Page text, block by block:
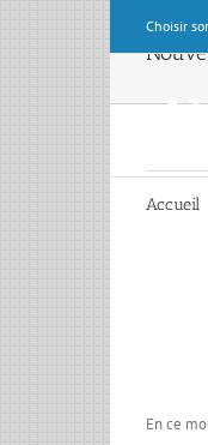
Skip
to
content
Choisir
Accueil
En ce